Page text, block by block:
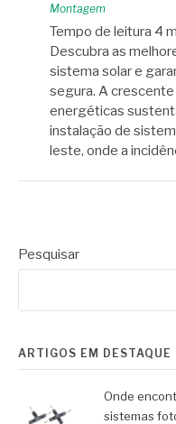
Montagem
Tempo de leitura 4
Descubra as
sistema solar e
segura. A
energéticas
instalação de
leste, onde a
Pesquisar
ARTIGOS EM DESTAQUE
Onde
sistemas